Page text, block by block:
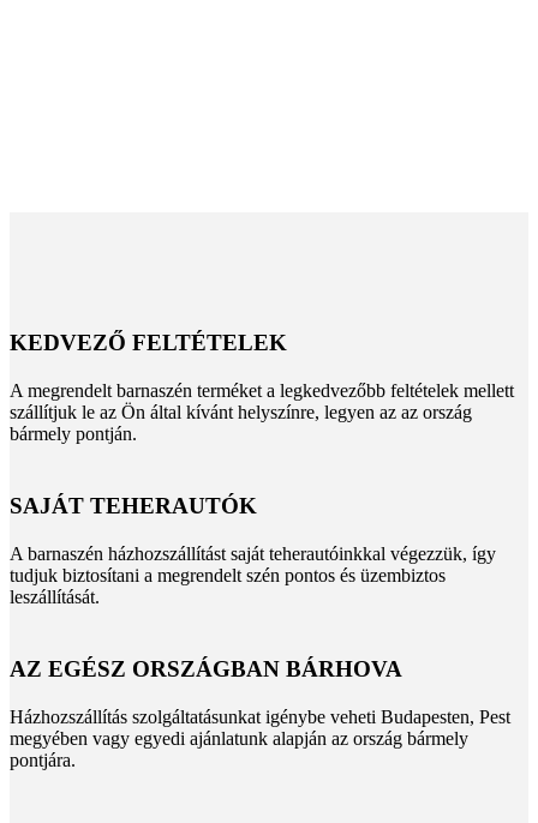
KEDVEZŐ FELTÉTELEK
A megrendelt barnaszén terméket a legkedvezőbb feltételek mellett
szállítjuk le az Ön által kívánt helyszínre, legyen az az ország
bármely pontján.
SAJÁT TEHERAUTÓK
A barnaszén házhozszállítást saját teherautóinkkal végezzük, így
tudjuk biztosítani a megrendelt szén pontos és üzembiztos
leszállítását.
AZ EGÉSZ ORSZÁGBAN BÁRHOVA
Házhozszállítás szolgáltatásunkat igénybe veheti Budapesten, Pest
megyében vagy egyedi ajánlatunk alapján az ország bármely
pontjára.